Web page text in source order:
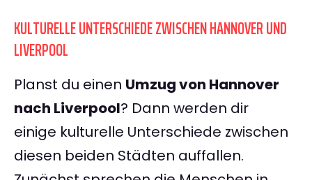
KULTURELLE UNTERSCHIEDE ZWISCHEN HANNOVER UND
LIVERPOOL
Planst du einen Umzug von Hannover
nach Liverpool? Dann werden dir
einige kulturelle Unterschiede zwischen
diesen beiden Städten auffallen.